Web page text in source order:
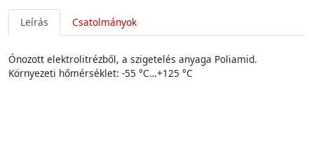
Leírás Csatolmányok
Ónozott elektrolitrézből, a szigetelés anyaga Poliamid.
Környezeti hőmérséklet: -55 °C…+125 °C